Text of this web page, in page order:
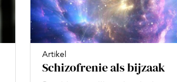
Artikel
Schizofrenie als bijzaak